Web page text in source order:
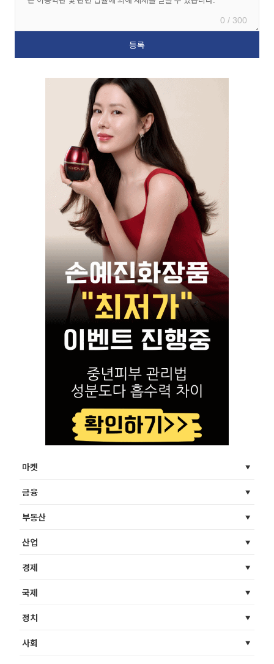
0 / 300
마켓
금융
부동산
산업
경제
국제
정치
사회